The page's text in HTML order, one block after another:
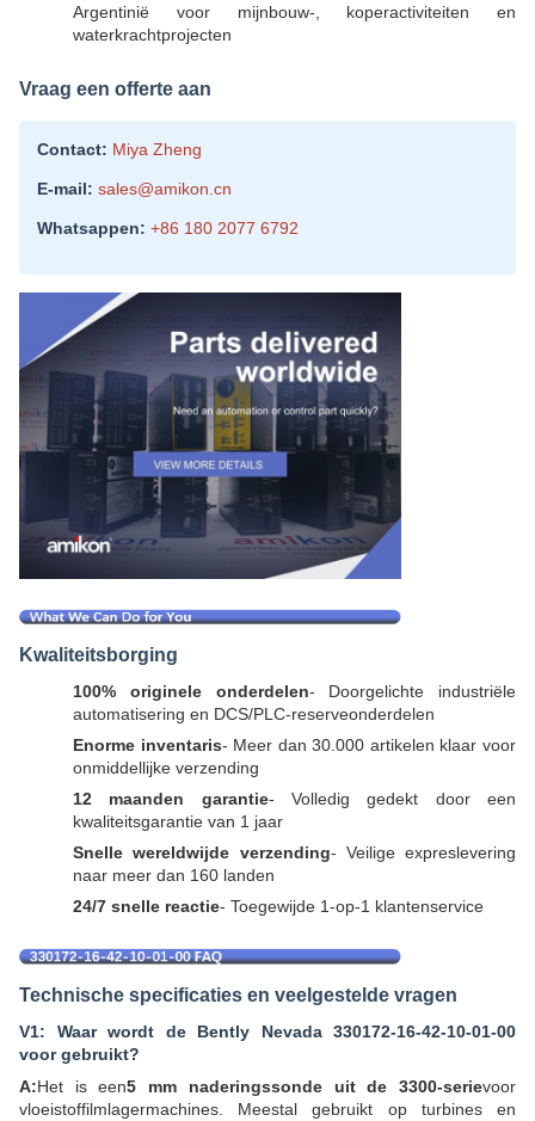
Argentinië voor mijnbouw-, koperactiviteiten en
waterkrachtprojecten
Vraag een offerte aan
Contact: Miya Zheng
E-mail: sales@amikon.cn
Whatsappen: +86 180 2077 6792
Kwaliteitsborging
100% originele onderdelen- Doorgelichte industriële
automatisering en DCS/PLC-reserveonderdelen
Enorme inventaris- Meer dan 30.000 artikelen klaar voor
onmiddellijke verzending
12 maanden garantie- Volledig gedekt door een
kwaliteitsgarantie van 1 jaar
Snelle wereldwijde verzending- Veilige expreslevering
naar meer dan 160 landen
24/7 snelle reactie- Toegewijde 1-op-1 klantenservice
Technische specificaties en veelgestelde vragen
V1: Waar wordt de Bently Nevada 330172-16-42-10-01-00
voor gebruikt?
A:Het is een5 mm naderingssonde uit de 3300-serievoor
vloeistoffilmlagermachines. Meestal gebruikt op turbines en